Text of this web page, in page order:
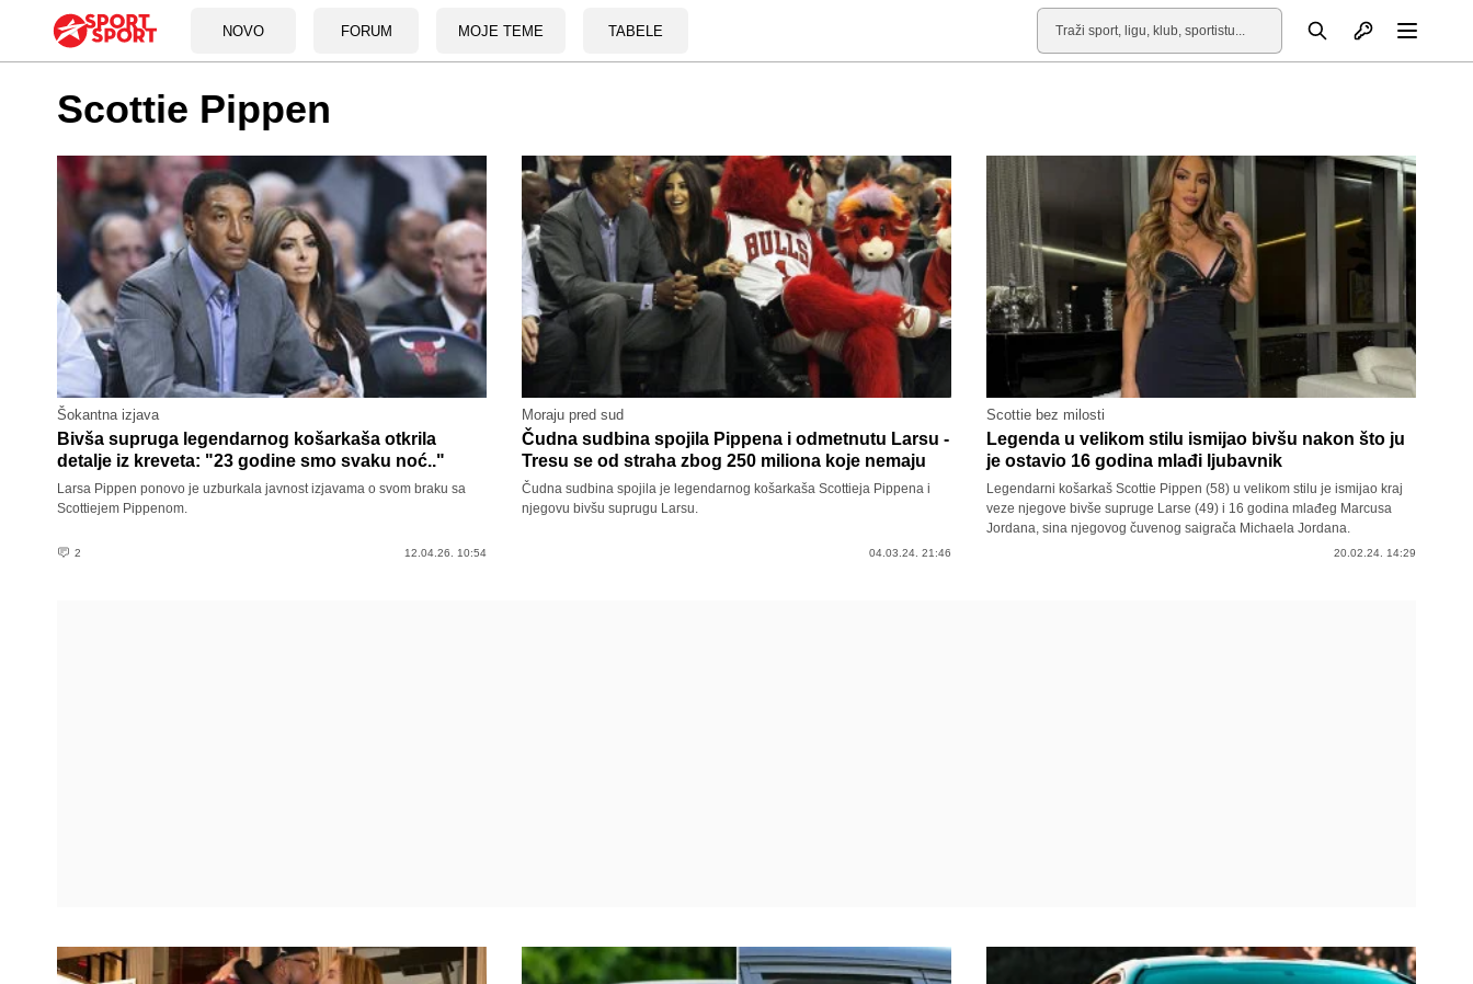
NOVO FORUM MOJE TEME TABELE
Pretraga Otvori profil
Scottie Pippen
Šokantna izjava
Bivša supruga legendarnog košarkaša otkrila
detalje iz kreveta: "23 godine smo svaku noć.."
Larsa Pippen ponovo je uzburkala javnost izjavama o svom braku sa
Scottiejem Pippenom.
2 12.04.26. 10:54
Moraju pred sud
Čudna sudbina spojila Pippena i odmetnutu Larsu -
Tresu se od straha zbog 250 miliona koje nemaju
Čudna sudbina spojila je legendarnog košarkaša Scottieja Pippena i
njegovu bivšu suprugu Larsu.
04.03.24. 21:46
Scottie bez milosti
Legenda u velikom stilu ismijao bivšu nakon što ju
je ostavio 16 godina mlađi ljubavnik
Legendarni košarkaš Scottie Pippen (58) u velikom stilu je ismijao kraj
veze njegove bivše supruge Larse (49) i 16 godina mlađeg Marcusa
Jordana, sina njegovog čuvenog saigrača Michaela Jordana.
20.02.24. 14:29